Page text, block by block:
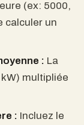
(ex: 5000,
calculer un
: La
multipliée
: Incluez le